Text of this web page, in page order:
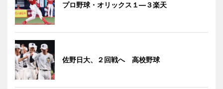
プロ野球・オリックス１―３楽天
佐野日大、２回戦へ 高校野球